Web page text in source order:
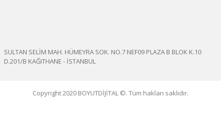
SULTAN SELİM MAH. HÜMEYRA SOK. NO.7 NEF09 PLAZA B BLOK K.10
D.201/B KAĞITHANE - İSTANBUL
Copyright 2020 BOYUTDİJİTAL ©. Tüm hakları saklıdır.